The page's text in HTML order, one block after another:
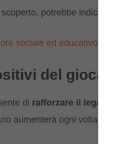
scoperto, potrebbe indicare
sociale ed educativo del
del
di rafforzare il legame
aumenterà ogni volta che